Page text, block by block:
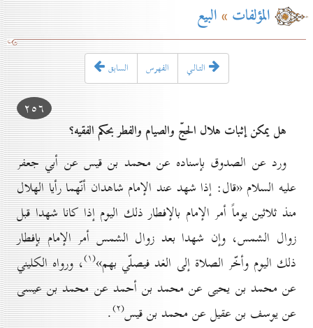
المؤلفات»البيع
السابق الفهرس التـالـي
۲٥٦
هل يمكن إثبات هلال الحجّ والصيام والفطر بحكم الفقيه؟
ورد عن الصدوق بإسناده عن محمد بن قيس عن أبي جعفر
عليه السلام «قال: إذا شهد عند الإمام شاهدان أنّهما رأيا الهلال
منذ ثلاثين يوماً أمر الإمام بالإفطار ذلك اليوم إذا كانا شهدا قبل
زوال الشمس، وإن شهدا بعد زوال الشمس أمر الإمام بإفطار
ذلك اليوم وأخّر الصلاة إلى الغد فيصلّي بهم»(۱) ، ورواه الكليني
عن محمد بن يحيى عن محمد بن أحمد عن محمد بن عيسى
عن يوسف بن عقيل عن محمد بن قيس(۲) .